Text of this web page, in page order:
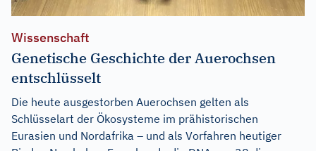
Wissenschaft
Genetische Geschichte der Auerochsen
entschlüsselt
Die heute ausgestorben Auerochsen gelten als
Schlüsselart der Ökosysteme im prähistorischen
Eurasien und Nordafrika – und als Vorfahren heutiger